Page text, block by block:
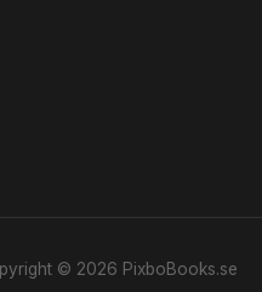
© 2026 PixboBooks.se